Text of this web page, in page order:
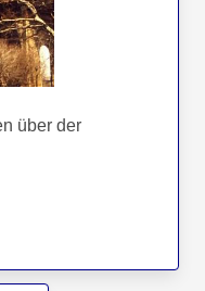
über der